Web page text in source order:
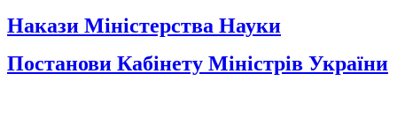
Накази Міністерства Науки
Постанови Кабінету Міністрів України